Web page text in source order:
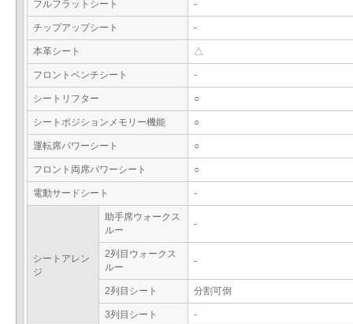
フルフラットシート -
チップアップシート -
本革シート △
フロントベンチシート -
シートリフター ○
シートポジションメモリー機能 ○
運転席パワーシート ○
フロント両席パワーシート ○
電動サードシート -
シートアレン
ジ
助手席ウォークス
ルー
-
2列目ウォークス
ルー
-
2列目シート 分割可倒
3列目シート -